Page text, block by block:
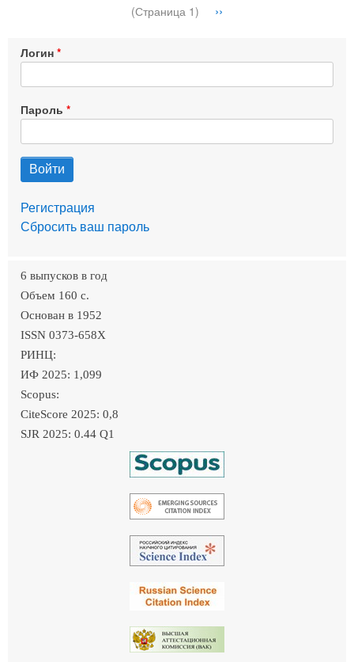
(Страница 1)
Следующая
››
Логин
Пароль
Регистрация
Сбросить ваш пароль
6 выпусков в год
Объем 160 c.
Основан в 1952
ISSN 0373-658X
РИНЦ:
ИФ 2025: 1,099
Scopus:
CiteScore 2025: 0,8
SJR 2025: 0.44 Q1